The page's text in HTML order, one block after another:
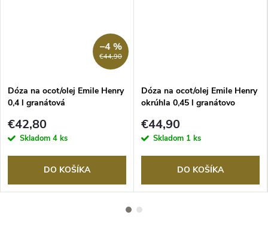
€44,90
–4 %
Dóza na ocot/olej Emile Henry
0,4 l granátová
€42,80
Skladom 4 ks
DO KOŠÍKA
Dóza na ocot/olej Emile Henry
okrúhla 0,45 l granátovo
€44,90
Skladom 1 ks
DO KOŠÍKA